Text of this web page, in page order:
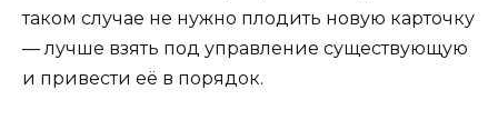
таком случае не нужно плодить новую карточку
— лучше взять под управление существующую
и привести её в порядок.